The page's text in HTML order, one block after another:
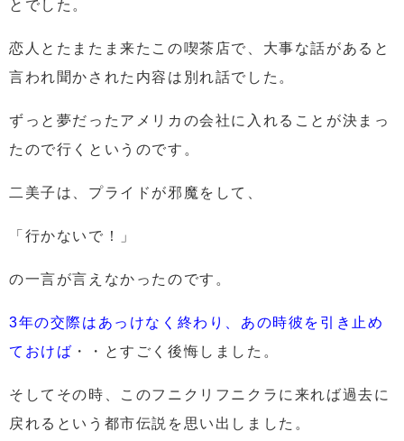
とでした。
恋人とたまたま来たこの喫茶店で、大事な話があると
言われ聞かされた内容は別れ話でした。
ずっと夢だったアメリカの会社に入れることが決まっ
たので行くというのです。
二美子は、プライドが邪魔をして、
「行かないで！」
の一言が言えなかったのです。
3年の交際はあっけなく終わり、あの時彼を引き止め
ておけば ・・とすごく後悔しました。
そしてその時、このフニクリフニクラに来れば過去に
戻れるという都市伝説を思い出しました。